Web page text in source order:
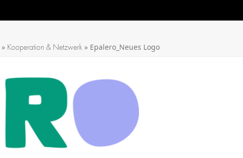
» Kooperation & Netzwerk » Epalero_Neues Logo